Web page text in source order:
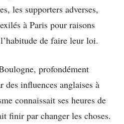
les supporters adverses,
à Paris pour raisons
de faire leur loi.
profondément
des influences anglaises à
connaissait ses heures de
finir par changer les choses.